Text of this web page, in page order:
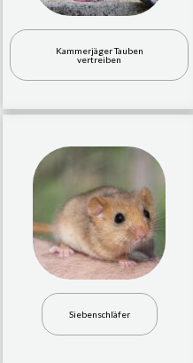
Kammerjäger Tauben
vertreiben
Siebenschläfer